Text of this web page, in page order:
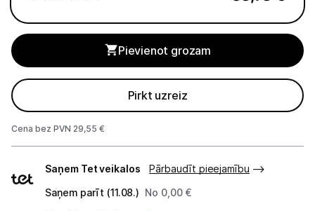
Studijas skaņas aprīkojums
Datortehnika
Viedierīces
Pievienot grozam
Pirkt uzreiz
Cena bez PVN 29,55 €
veidi
Saņem Tet veikalos
Pārbaudīt pieejamību
Saņem parīt (11.08.) No 0,00 €